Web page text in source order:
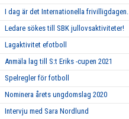
I dag är det Internationella frivilligdagen.
Ledare sökes till SBK jullovsaktiviteter!
Lagaktivitet efotboll
Anmäla lag till S:t Eriks -cupen 2021
Spelregler för fotboll
Nominera årets ungdomslag 2020
Intervju med Sara Nordlund